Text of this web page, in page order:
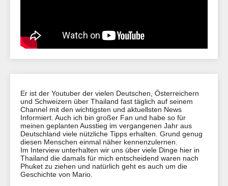
Er ist der Youtuber der vielen Deutschen, Österreichern
und Schweizern über Thailand fast täglich auf seinem
Channel mit den wichtigsten und aktuellsten News
Informiert. Auch ich bin großer Fan und habe so für
meinen geplanten Ausstieg im vergangenen Jahr aus
Deutschland viele nützliche Tipps erhalten. Grund genug
diesen Menschen einmal näher kennenzulernen.
Im Interview unterhalten wir uns über viele Dinge hier in
Thailand die damals für mich entscheidend waren nach
Phuket zu ziehen und natürlich geht es auch um die
Geschichte von Mario.